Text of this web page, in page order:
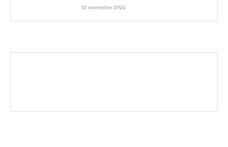
12 novembre 2024